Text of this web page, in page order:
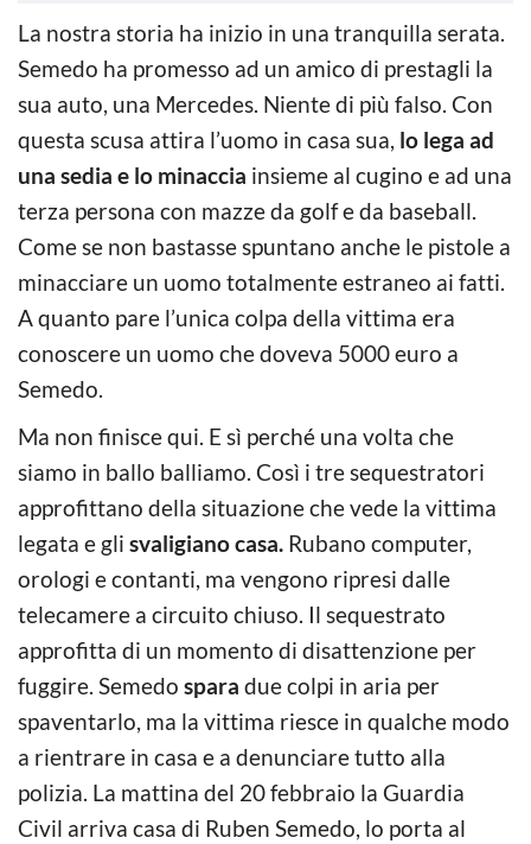
La nostra storia ha inizio in una tranquilla serata.
Semedo ha promesso ad un amico di prestagli la
sua auto, una Mercedes. Niente di più falso. Con
questa scusa attira l’uomo in casa sua, lo lega ad
una sedia e lo minaccia insieme al cugino e ad una
terza persona con mazze da golf e da baseball.
Come se non bastasse spuntano anche le pistole a
minacciare un uomo totalmente estraneo ai fatti.
A quanto pare l’unica colpa della vittima era
conoscere un uomo che doveva 5000 euro a
Semedo.
Ma non finisce qui. E sì perché una volta che
siamo in ballo balliamo. Così i tre sequestratori
approfittano della situazione che vede la vittima
legata e gli svaligiano casa. Rubano computer,
orologi e contanti, ma vengono ripresi dalle
telecamere a circuito chiuso. Il sequestrato
approfitta di un momento di disattenzione per
fuggire. Semedo spara due colpi in aria per
spaventarlo, ma la vittima riesce in qualche modo
a rientrare in casa e a denunciare tutto alla
polizia. La mattina del 20 febbraio la Guardia
Civil arriva casa di Ruben Semedo, lo porta al